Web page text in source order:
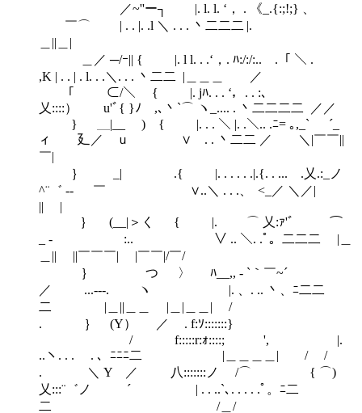
／~''ー┐ |. l. l. ‘， . 《_.{:;!;} 、
￣⌒ | . . |. .l ＼ . . . 丶二二二 |.
＿||＿|
＿／ ─/ｰ|| { |. l l. . .‘，. ﾊ:/:/:.. .「 ＼ .
,K | . . | . l. . .＼. . . 丶二二 |＿＿＿ ／
｢ ⊂/＼ { |. jﾊ. . . ‘，. . :、
乂::::） u'ﾞ{ }ﾉ ,､丶`⌒ ヽ_.... . 丶二二二二 ／／
} ＿|__￣ ) { |. . . ＼ |. .＼.. .ﾆ= ｡,_` ´_
ィ 廴／ ｕ ∨ . . 丶二二 ／ ＼|￣￣||
￣|
｝ _| .{ |. . . . . .|.{. . ... .乂.:_ノ
^¨゛ -‐ ￣ ∨..＼ . . .、 <_／ ＼／|
|| |
｝ (__|＞く { |. ⌒ 乂:ｧ'゛￣ ⌒
_ - :.. ∨ .. ＼. .ﾟ。二二二 |＿
＿|| ||￣￣￣| |￣￣|/￣/
｝ つ 〉 ﾊ__,, - `｀￣~´
／ ...-‐-. ヽ |. 、. .. 丶、ﾆ二二
二 |＿||＿＿ |＿|＿＿| /
. ｝ (Υ） ／ . f:ｿ:::::::}
/ f:::::r:ｫ::::; ', |.
..ヽ. . . . 、ﾆﾆﾆ二 |＿＿＿＿| / /
. ＼ Υ ／ 八:::::::ノ /⌒ { ⌒)
乂:::¨゛ノ ´ | . . ..`､. . . . .ﾟ。ﾆ二
二 /＿/